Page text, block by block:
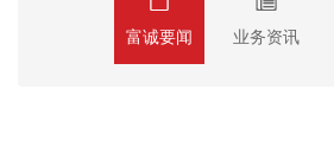
富诚要闻 业务资讯